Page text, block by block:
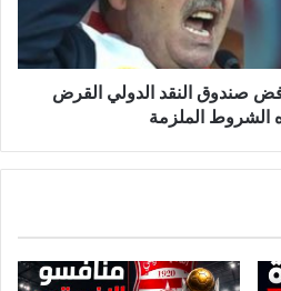
صندوق النقد الدولي القرض
الشروط الملزمة